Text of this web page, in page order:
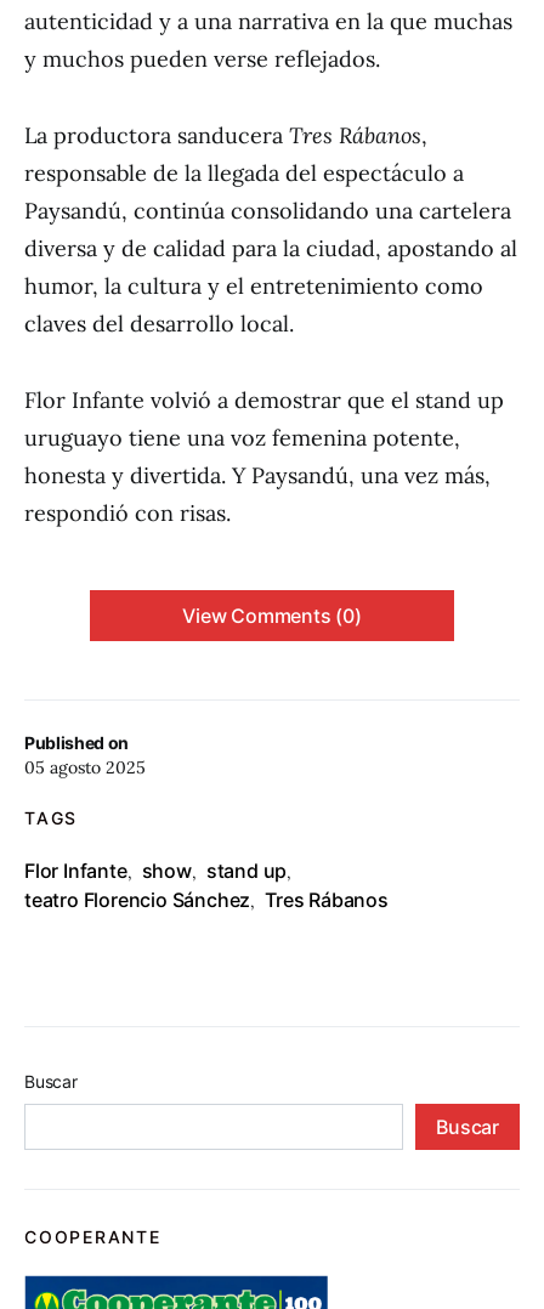
Published on
05 agosto 2025
TAGS
Flor Infante, show, stand up,
teatro Florencio Sánchez, Tres Rábanos
autenticidad y a una narrativa en la que muchas
y muchos pueden verse reflejados.
La productora sanducera Tres Rábanos,
responsable de la llegada del espectáculo a
Paysandú, continúa consolidando una cartelera
diversa y de calidad para la ciudad, apostando al
humor, la cultura y el entretenimiento como
claves del desarrollo local.
Flor Infante volvió a demostrar que el stand up
uruguayo tiene una voz femenina potente,
honesta y divertida. Y Paysandú, una vez más,
respondió con risas.
View Comments (0)
Buscar
Buscar
COOPERANTE